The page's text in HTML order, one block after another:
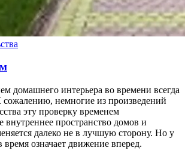
домашнего интерьера во времени всегда
сожалению, немногие из произведений
эту проверку временем
пространство домов и
далеко не в лучшую сторону. Но у
время означает движение вперед.